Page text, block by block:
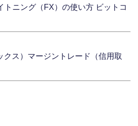
トニング（FX）の使い方 ビットコ
クス）マージントレード（信用取